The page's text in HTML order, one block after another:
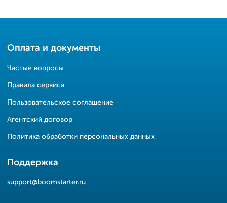
Оплата и документы
Частые вопросы
Правила сервиса
Пользовательское соглашение
Агентский договор
Политика обработки персональных данных
Поддержка
support@boomstarter.ru